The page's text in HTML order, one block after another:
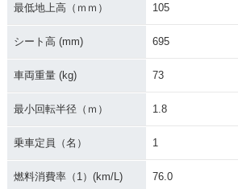
2011年 ADDRESS
2011年 ADDRESS
最低地上高（ｍｍ） 105
シート高 (mm) 695
車両重量 (kg) 73
最小回転半径（ｍ） 1.8
乗車定員（名） 1
燃料消費率（1）(km/L) 76.0